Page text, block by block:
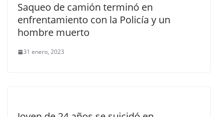
Saqueo de camión terminó en
enfrentamiento con la Policía y un
hombre muerto
31 enero, 2023